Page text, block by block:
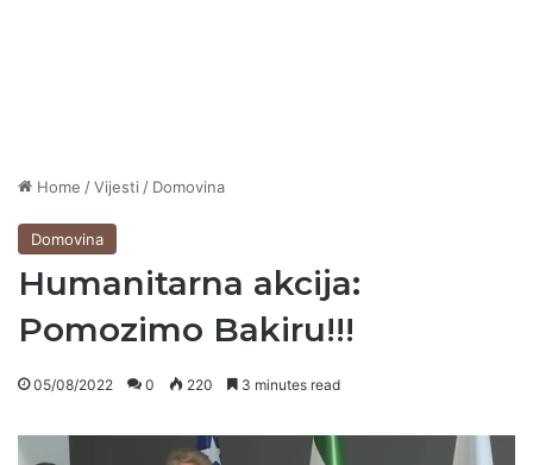
Home /Vijesti / Domovina
Domovina
Humanitarna akcija:
Pomozimo Bakiru!!!
05/08/2022 0 220 3 minutes read